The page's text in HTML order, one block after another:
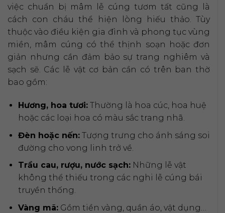
việc chuẩn bị mâm lễ cúng tươm tất cũng là
cách con cháu thể hiện lòng hiếu thảo. Tùy
thuộc vào điều kiện gia đình và phong tục vùng
miền, mâm cúng có thể thịnh soạn hoặc đơn
giản nhưng cần đảm bảo sự trang nghiêm và
sạch sẽ. Các lễ vật cơ bản cần có trên ban thờ
bao gồm:
Hương, hoa tươi:Thường là hoa cúc, hoa huệ
hoặc các loại hoa có màu sắc trang nhã.
Đèn hoặc nến:Tượng trưng cho ánh sáng soi
đường cho vong linh trở về.
Trầu cau, rượu, nước sạch:Những lễ vật
không thể thiếu trong các nghi lễ cúng bái
truyền thống.
Vàng mã:Gồm tiền vàng, quần áo, vật dụng…